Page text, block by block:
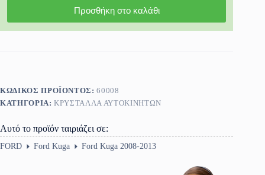
Προσθήκη στο καλάθι
ΚΩΔΙΚΌΣ ΠΡΟΪΌΝΤΟΣ:60008
ΚΑΤΗΓΟΡΊΑ:ΚΡΎΣΤΑΛΛΑ ΑΥΤΟΚΙΝΉΤΩΝ
Αυτό το προϊόν ταιριάζει σε:
FORD Ford Kuga Ford Kuga 2008-2013